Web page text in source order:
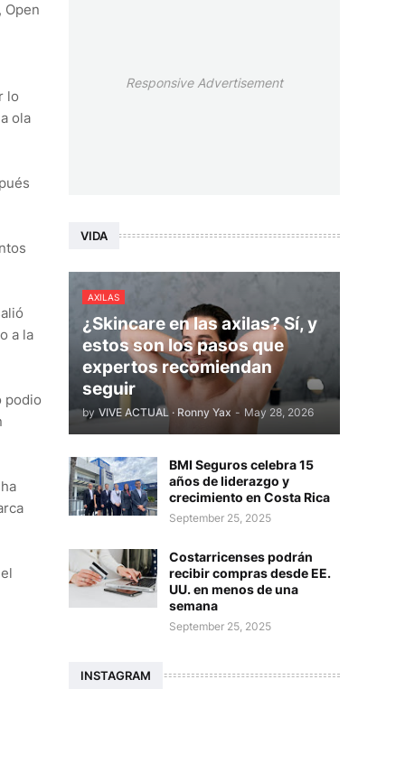
Open
lo
ola
a la
podio
Responsive Advertisement
VIDA
AXILAS
¿Skincare en las axilas? Sí, y
estos son los pasos que
expertos recomiendan
seguir
by VIVE ACTUAL · Ronny Yax - May 28, 2026
BMI Seguros celebra 15
años de liderazgo y
crecimiento en Costa Rica
September 25, 2025
Costarricenses podrán
recibir compras desde EE.
UU. en menos de una
semana
September 25, 2025
INSTAGRAM